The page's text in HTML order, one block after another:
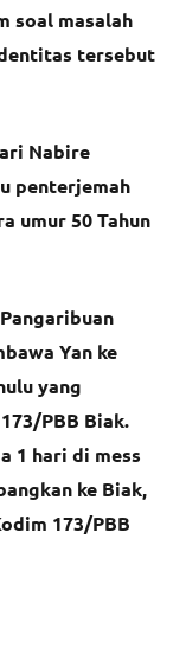
soal masalah
tersebut
Nabire
penterjemah
umur 50 Tahun
Yan ke
yang
PBB Biak.
1 hari di mess
ke Biak,
173/PBB